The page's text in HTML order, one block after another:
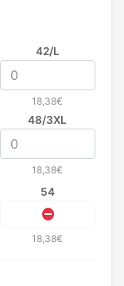
42/L
18,38€
48/3XL
18,38€
54
18,38€